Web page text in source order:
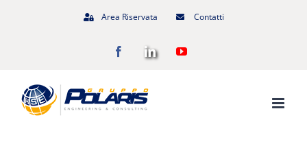
Area Riservata Contatti
FacebookLinkedInYouTube